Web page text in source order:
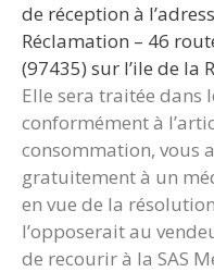
de réception à
Réclamation – 46
(97435) sur l’ile de la
Elle sera traitée dans
conformément à
consommation, vous
gratuitement à un
en vue de la
l’opposerait au
de recourir à la SAS